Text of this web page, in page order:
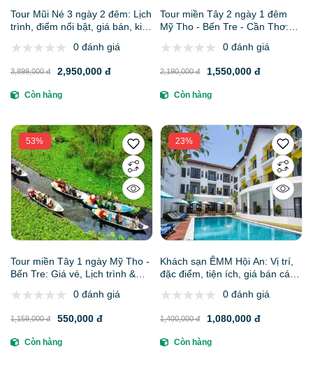
Tour Mũi Né 3 ngày 2 đêm: Lịch
trình, điểm nổi bật, giá bán, kinh
0 đánh giá
3,899,000 đ 2,950,000 đ
Còn hàng
Tour miền Tây 2 ngày 1 đêm
Mỹ Tho - Bến Tre - Cần Thơ:
khám phá "Thủ phủ Tây Đô"
0 đánh giá
2,190,000 đ 1,550,000 đ
Còn hàng
53%
Tour miền Tây 1 ngày Mỹ Tho -
Bến Tre: Giá vé, Lịch trình &
nước" độc bản0 đánh giá
1,159,000 đ 550,000 đ
Còn hàng
23%
Khách sạn ÊMM Hội An: Vị trí,
đặc điểm, tiện ích, giá bán các
phòng
0 đánh giá
1,400,000 đ 1,080,000 đ
Còn hàng